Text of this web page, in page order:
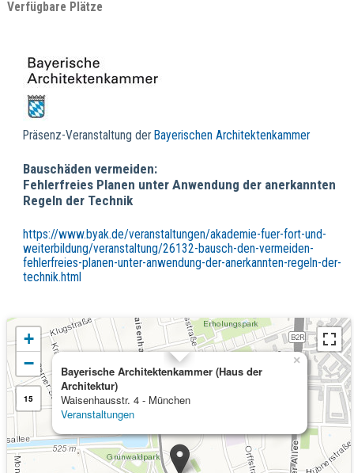
Verfügbare Plätze
Präsenz-Veranstaltung der Bayerischen Architektenkammer
Bauschäden vermeiden:
Fehlerfreies Planen unter Anwendung der anerkannten
Regeln der Technik
https://www.byak.de/veranstaltungen/akademie-fuer-fort-und-
weiterbildung/veranstaltung/26132-bausch-den-vermeiden-
fehlerfreies-planen-unter-anwendung-der-anerkannten-regeln-der-
technik.html
Bayerische Architektenkammer (Haus der
Architektur)
Waisenhausstr. 4 - München
Veranstaltungen
×
+
−
15